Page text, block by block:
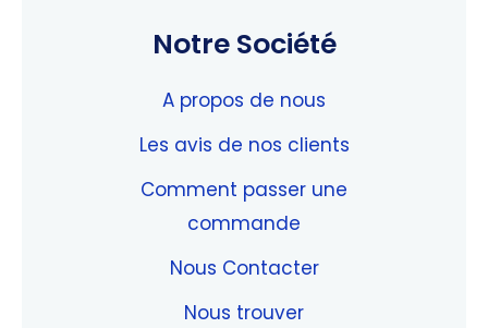
Notre Société
A propos de nous
Les avis de nos clients
Comment passer une
commande
Nous Contacter
Nous trouver